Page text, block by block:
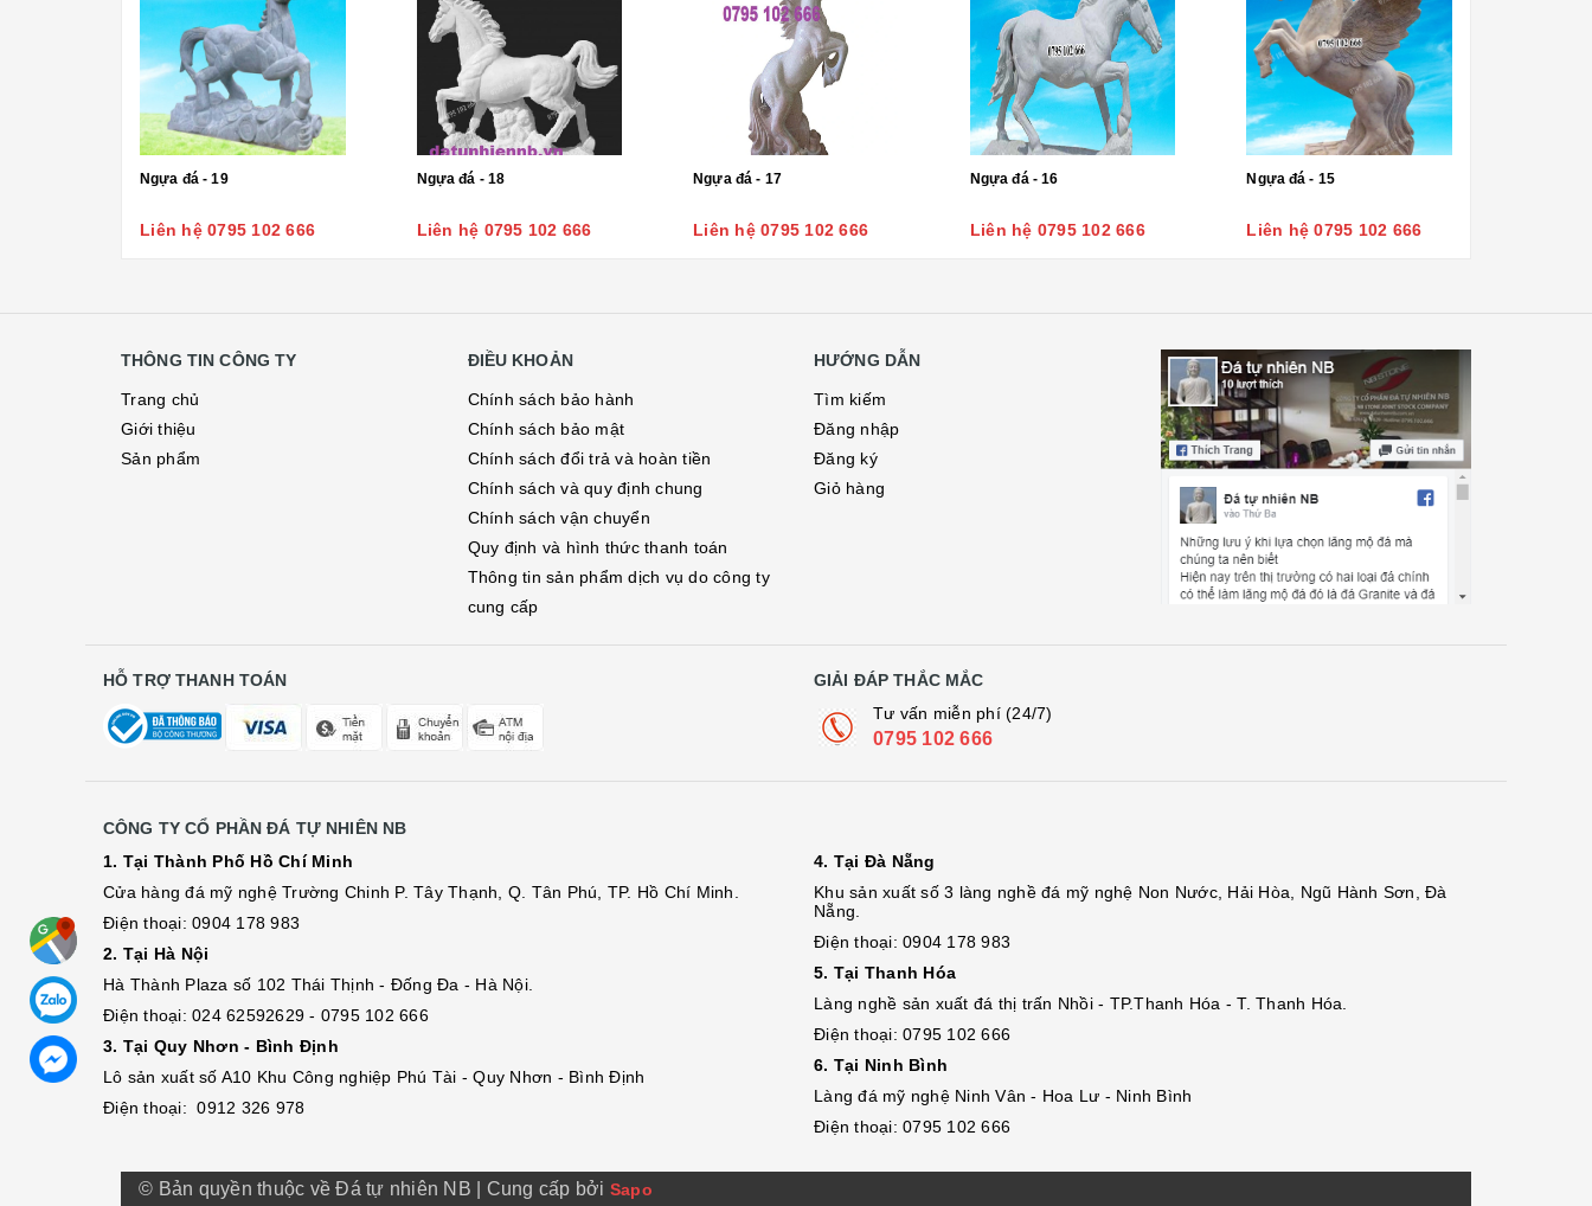
Ngựa đá - 19
Liên hệ 0795 102 666
Ngựa đá - 18
Liên hệ 0795 102 666
Ngựa đá - 17
Liên hệ 0795 102 666
Ngựa đá - 16
Liên hệ 0795 102 666
Ngựa đá - 15
Liên hệ 0795 102 666
THÔNG TIN CÔNG TY
Trang chủ
Giới thiệu
Sản phẩm
ĐIỀU KHOẢN
Chính sách bảo hành
Chính sách bảo mật
Chính sách đổi trả và hoàn tiền
Chính sách và quy định chung
Chính sách vận chuyển
Quy định và hình thức thanh toán
Thông tin sản phẩm dịch vụ do công ty
cung cấp
HƯỚNG DẪN
Tìm kiếm
Đăng nhập
Đăng ký
Giỏ hàng
HỖ TRỢ THANH TOÁN
GIẢI ĐÁP THẮC MẮC
Tư vấn miễn phí (24/7)
0795 102 666
CÔNG TY CỔ PHẦN ĐÁ TỰ NHIÊN NB
1. Tại Thành Phố Hồ Chí Minh
Cửa hàng đá mỹ nghệ Trường Chinh P. Tây Thạnh, Q. Tân Phú, TP. Hồ Chí Minh.
Điện thoại: 0904 178 983
2. Tại Hà Nội
Hà Thành Plaza số 102 Thái Thịnh - Đống Đa - Hà Nội.
Điện thoại: 024 62592629 - 0795 102 666
3. Tại Quy Nhơn - Bình Định
Lô sản xuất số A10 Khu Công nghiệp Phú Tài - Quy Nhơn - Bình Định
Điện thoại: 0912 326 978
4. Tại Đà Nẵng
Khu sản xuất số 3 làng nghề đá mỹ nghệ Non Nước, Hải Hòa, Ngũ Hành Sơn, Đà
Nẵng.
Điện thoại: 0904 178 983
5. Tại Thanh Hóa
Làng nghề sản xuất đá thị trấn Nhồi - TP.Thanh Hóa - T. Thanh Hóa.
Điện thoại: 0795 102 666
6. Tại Ninh Bình
Làng đá mỹ nghệ Ninh Vân - Hoa Lư - Ninh Bình
Điện thoại: 0795 102 666
© Bản quyền thuộc về Đá tự nhiên NB Cung cấp bởi Sapo